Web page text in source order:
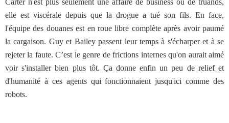
Carter n'est plus seulement une affaire de business ou de truands,
elle est viscérale depuis que la drogue a tué son fils. En face,
l'équipe des douanes est en roue libre complète après avoir paumé
la cargaison. Guy et Bailey passent leur temps à s'écharper et à se
rejeter la faute. C’est le genre de frictions internes qu'on aurait aimé
voir s'installer bien plus tôt. Ça donne enfin un peu de relief et
d'humanité à ces agents qui fonctionnaient jusqu'ici comme des
robots.